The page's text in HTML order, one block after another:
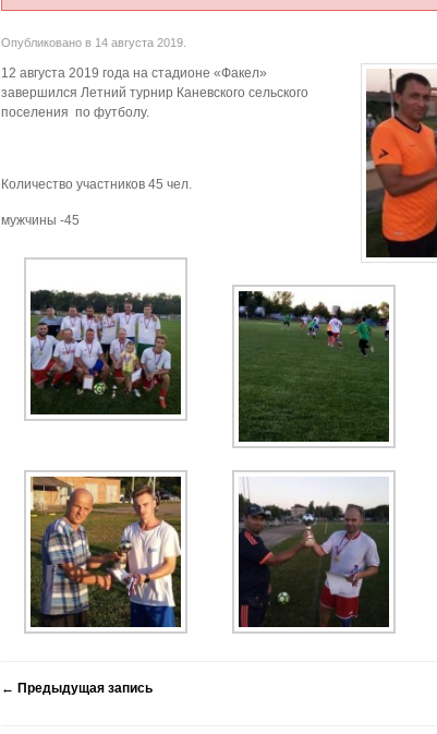
Опубликовано в 14 августа 2019.
12 августа 2019 года на стадионе «Факел»
завершился Летний турнир Каневского сельского
поселения по футболу.
Количество участников 45 чел.
мужчины -45
← Предыдущая запись